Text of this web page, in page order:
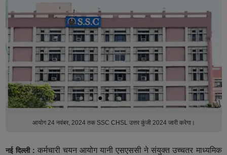
आयोग 24 नवंबर, 2024 तक SSC CHSL उत्तर कुंजी 2024 जारी करेगा।
नई दिल्ली : कर्मचारी चयन आयोग यानी एसएससी ने संयुक्त उच्चतर माध्यमिक